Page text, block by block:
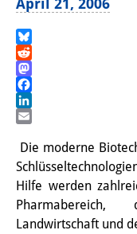
Research
Research
Research
April 21, 2006
Bluesky
Reddit
Mastodon
Facebook
LinkedIn
Die moderne
Hilfe werden
Landwirtschaft und